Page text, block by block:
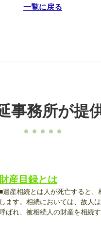
一覧に戻る
事務所が提
財産目録とは
遺産相続とは人が死亡すると、
します。相続においては、故人
ばれ、被相続人の財産を相続